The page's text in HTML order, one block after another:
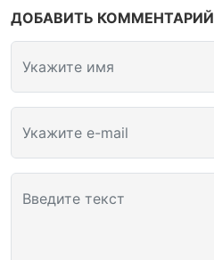
ДОБАВИТЬ КОММЕНТАРИЙ
Укажите имя
Укажите e-mail
Введите текст